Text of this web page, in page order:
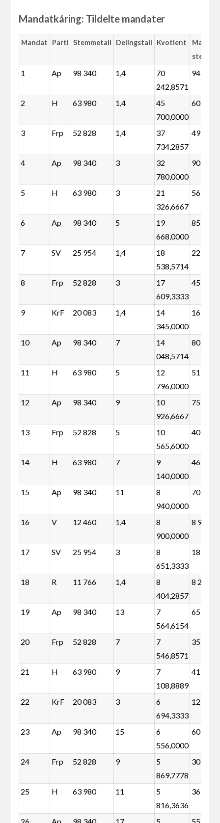
Mandatkåring: Tildelte mandater
Mandat Parti Stemmetall Delingstall Kvotient
Margin
1 Ap 98 340 1,4
70
242,8571
94 852
2 H 63 980 1,4
45
700,0000
60 492
3 Frp 52 828 1,4
37
734,2857
49 340
4 Ap 98 340 3
32
780,0000
90 864
5 H 63 980 3
21
326,6667
56 504
6 Ap 98 340 5
19
668,0000
85 880
7 SV 25 954 1,4
18
538,5714
22 466
8 Frp 52 828 3
17
609,3333
45 352
9 KrF 20 083 1,4
14
345,0000
16 595
10 Ap 98 340 7
14
048,5714
80 896
11 H 63 980 5
12
796,0000
51 520
12 Ap 98 340 9
10
926,6667
75 912
13 Frp 52 828 5
10
565,6000
40 368
14 H 63 980 7
9
140,0000
46 536
15 Ap 98 340 11
8
940,0000
70 928
16 V 12 460 1,4
8
900,0000
8 972
17 SV 25 954 3
8
651,3333
18 478
18 R 11 766 1,4
8
404,2857
8 278
19 Ap 98 340 13
7
564,6154
65 944
20 Frp 52 828 7
7
546,8571
35 384
21 H 63 980 9
7
108,8889
41 552
22 KrF 20 083 3
6
694,3333
12 607
23 Ap 98 340 15
6
556,0000
60 960
24 Frp 52 828 9
5
869,7778
30 400
25 H 63 980 11
5
816,3636
36 568